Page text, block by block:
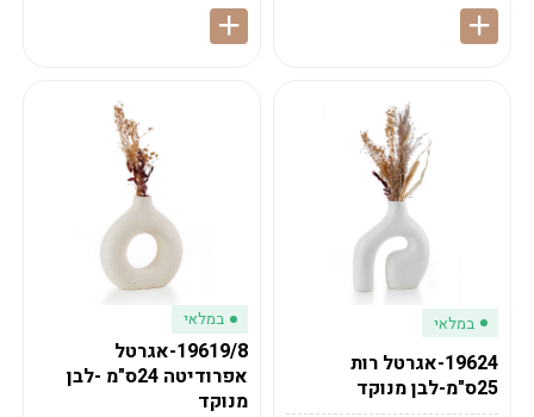
במלאי
19624-אגרטל רות
25ס"מ-לבן מנוקד
במלאי
19619/8-אגרטל
אפרודיטה 24ס"מ -לבן
מנוקד